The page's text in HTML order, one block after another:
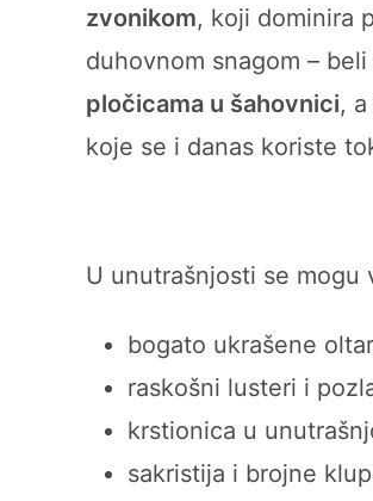
zvonikom, koji dominira
duhovnom snagom –
pločicama u šahovnici,
koje se i danas koriste
U unutrašnjosti se mogu
bogato ukrašene
raskošni lusteri i
krstionica u
sakristija i brojne